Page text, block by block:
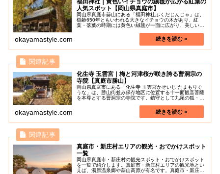
人気スポット【岡山県真庭市】
岡山県真庭市蒜山にある「福田神社ふくだじんじゃ」は、
樹齢650年ともいわれる大きなイチョウの木があり、紅
葉・落葉の時期には黄色い絨毯が一面に広がり、美しい景
しい巨大な杉の木も見ごたえがあり...
okayamastyle.com
化生寺 玉雲宮｜梅と河津桜が咲き誇る曹洞宗の
寺院【真庭市勝山】
岡山県真庭市にある「化生寺 玉雲宮かせいじ たまもりぐ
うな」は、勝山街並み保存地区に位置する十一面観音菩薩
を本尊とする曹洞宗の寺院です。鎮守として九尾の狐・玉
okayamastyle.com
真庭市・新庄村エリアの観光・おでかけスポット
一覧
岡山県真庭市・新庄村の観光スポット・おでかけスポット
を一覧で紹介します。真庭市・新庄村エリアの観光地とい
えば、湯原温泉郷や蒜山高原が有名です。真庭市・新庄村